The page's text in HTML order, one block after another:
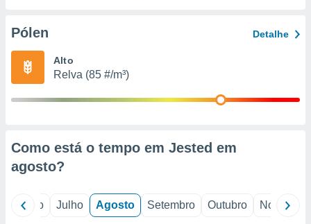
através
estudos
e
Pólen Detalhe
Alto
Relva (85 #/m³)
Como está o tempo em Jested em
agosto?
Junho Julho Agosto Setembro Outubro Novembro